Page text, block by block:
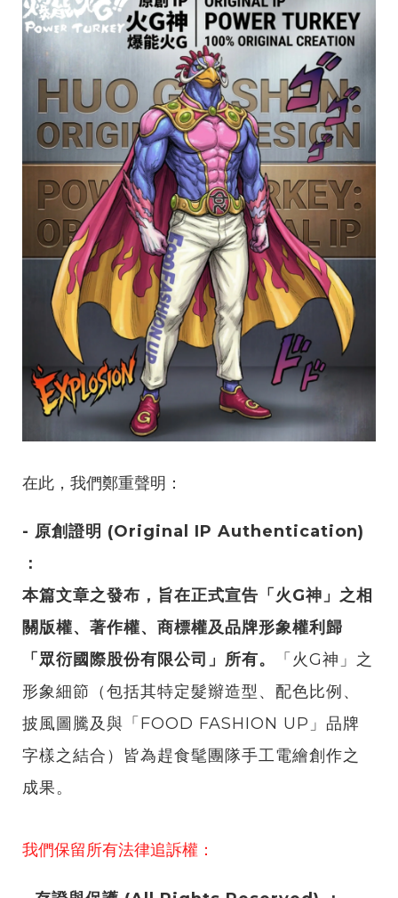
在此，我們鄭重聲明：
- 原創證明 (Original IP Authentication)
：
本篇文章之發布，旨在正式宣告「火G神」之相
關版權、著作權、商標權及品牌形象權利歸
「眾衍國際股份有限公司」所有。
「火G神」之
形象細節（包括其特定髮辮造型、配色比例、
披風圖騰及與「FOOD FASHION UP」品牌
字樣之結合）皆為趕食髦團隊手工電繪創作之
成果。
我們保留所有法律追訴權：